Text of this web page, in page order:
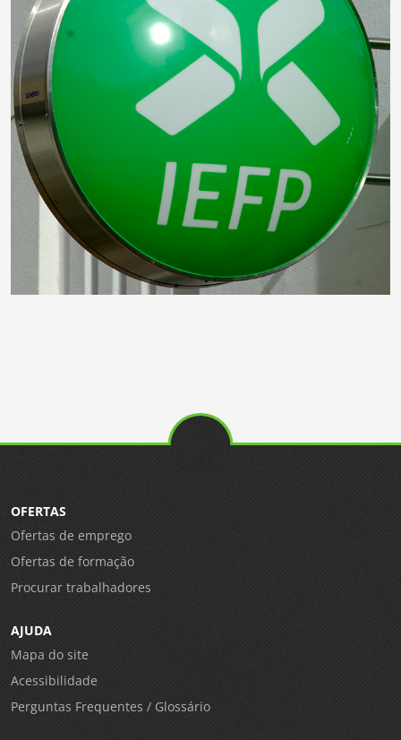
OFERTAS
Ofertas de emprego
Ofertas de formação
Procurar trabalhadores
AJUDA
Mapa do site
Acessibilidade
Perguntas Frequentes / Glossário